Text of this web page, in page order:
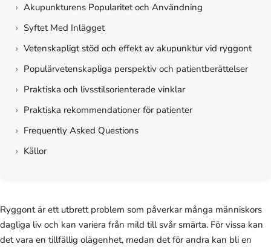
› Akupunkturens Popularitet och Användning
› Syftet Med Inlägget
› Vetenskapligt stöd och effekt av akupunktur vid ryggont
› Populärvetenskapliga perspektiv och patientberättelser
› Praktiska och livsstilsorienterade vinklar
› Praktiska rekommendationer för patienter
› Frequently Asked Questions
› Källor
Ryggont är ett utbrett problem som påverkar många människors
dagliga liv och kan variera från mild till svår smärta. För vissa kan
det vara en tillfällig olägenhet, medan det för andra kan bli en